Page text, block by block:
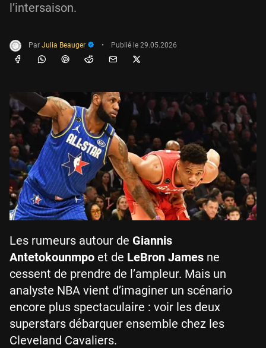
l’intersaison.
Par Julia Beauger • Publié le 29.05.2026
Les rumeurs autour de Giannis
Antetokounmpo et de LeBron James ne
cessent de prendre de l’ampleur. Mais un
analyste NBA vient d’imaginer un scénario
encore plus spectaculaire : voir les deux
superstars débarquer ensemble chez les
Cleveland Cavaliers.